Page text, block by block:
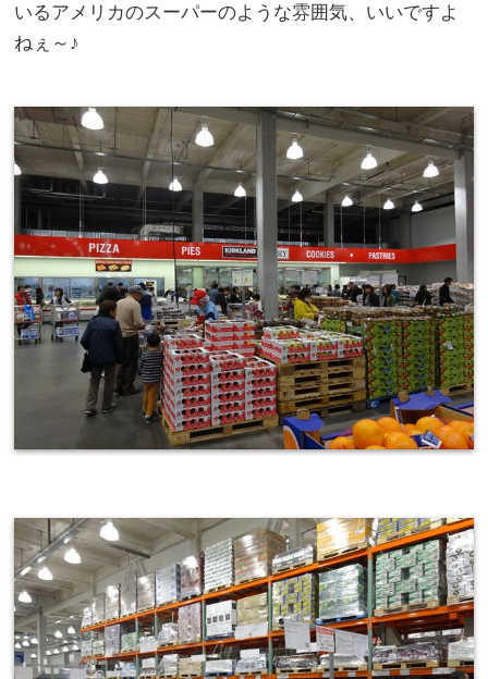
いるアメリカのスーパーのような雰囲気、いいですよ
ねぇ～♪